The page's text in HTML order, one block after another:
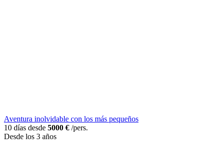
Aventura inolvidable con los más pequeños
10 días desde 5000 € /pers.
Desde los 3 años